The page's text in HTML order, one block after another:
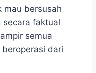
mau bersusah
secara faktual
semua
dari